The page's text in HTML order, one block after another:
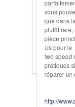
vous
que dans
plutôt rare,
pièce
Us pour le
two speed
pratiques
réparer un
http://